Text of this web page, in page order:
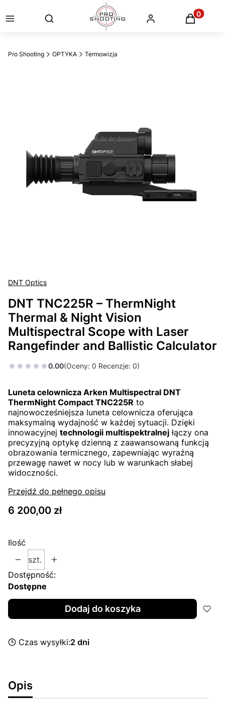
Otwórz wyszukiwarkę
Pro Shooting OPTYKA Termowizja
DNT Optics
DNT TNC225R – ThermNight
Thermal & Night Vision
Multispectral Scope with Laser
Rangefinder and Ballistic Calculator
0.00(Oceny: 0 Recenzje: 0)
Luneta celownicza Arken Multispectral DNT
ThermNight Compact TNC225R to
najnowocześniejsza luneta celownicza oferująca
maksymalną wydajność w każdej sytuacji. Dzięki
innowacyjnej technologii multispektralnej łączy ona
precyzyjną optykę dzienną z zaawansowaną funkcją
obrazowania termicznego, zapewniając wyraźną
przewagę nawet w nocy lub w warunkach słabej
widoczności.
Przejdź do pełnego opisu
Cena
6 200,00 zł
Ilość
szt.
Dostępność:
Dostępne
Dodaj do koszyka
Czas wysyłki:2 dni
Opis